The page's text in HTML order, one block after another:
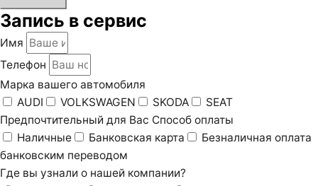
Запись в сервис
Имя
Телефон
Марка вашего автомобиля
AUDI
VOLKSWAGEN SKODA
SEAT
Предпочтительный для Вас Способ оплаты
Наличные
Банковская карта
Безналичная оплата
банковским переводом
Где вы узнали о нашей компании?